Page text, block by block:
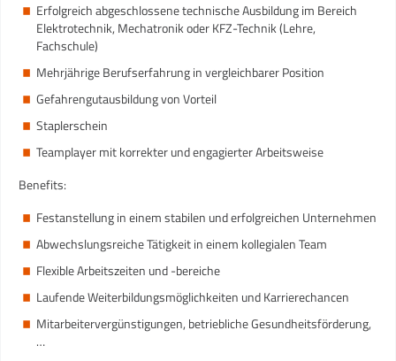
Erfolgreich abgeschlossene technische Ausbildung im Bereich
Elektrotechnik, Mechatronik oder KFZ-Technik (Lehre,
Fachschule)
Mehrjährige Berufserfahrung in vergleichbarer Position
Gefahrengutausbildung von Vorteil
Staplerschein
Teamplayer mit korrekter und engagierter Arbeitsweise
Benefits:
Festanstellung in einem stabilen und erfolgreichen Unternehmen
Abwechslungsreiche Tätigkeit in einem kollegialen Team
Flexible Arbeitszeiten und -bereiche
Laufende Weiterbildungsmöglichkeiten und Karrierechancen
Mitarbeitervergünstigungen, betriebliche Gesundheitsförderung,
…